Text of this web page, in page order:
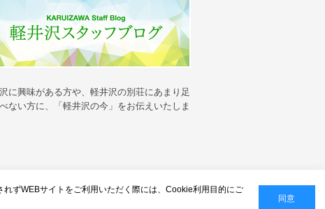
に興味がある方や、軽井沢の別荘にあまり足
ない方に、「軽井沢の今」をお伝えいたしま
れずWEBサイトをご利用いただく際には、Cookie利用目的にご
同意